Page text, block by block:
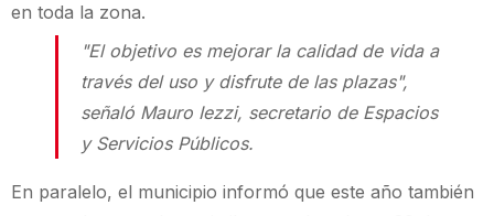
en toda la zona.
"El objetivo es mejorar la calidad de vida a
través del uso y disfrute de las plazas",
señaló Mauro Iezzi, secretario de Espacios
y Servicios Públicos.
En paralelo, el municipio informó que este año también